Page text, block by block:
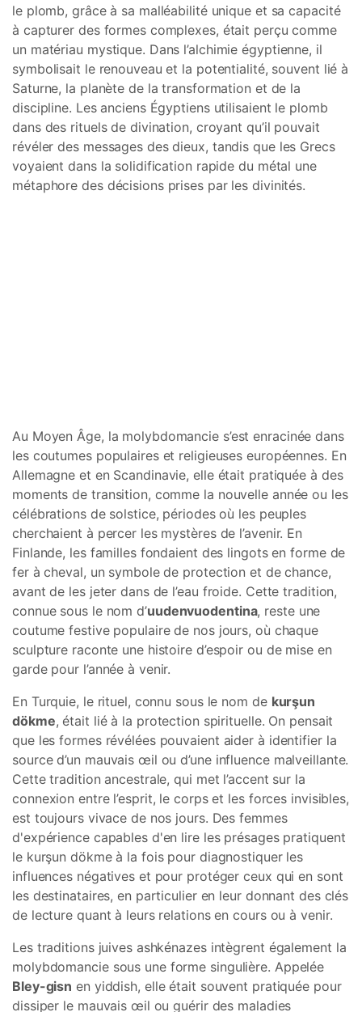
le plomb, grâce à sa malléabilité unique et sa capacité
à capturer des formes complexes, était perçu comme
un matériau mystique. Dans l’alchimie égyptienne, il
symbolisait le renouveau et la potentialité, souvent lié à
Saturne, la planète de la transformation et de la
discipline. Les anciens Égyptiens utilisaient le plomb
dans des rituels de divination, croyant qu’il pouvait
révéler des messages des dieux, tandis que les Grecs
voyaient dans la solidification rapide du métal une
métaphore des décisions prises par les divinités.
Au Moyen Âge, la molybdomancie s’est enracinée dans
les coutumes populaires et religieuses européennes. En
Allemagne et en Scandinavie, elle était pratiquée à des
moments de transition, comme la nouvelle année ou les
célébrations de solstice, périodes où les peuples
cherchaient à percer les mystères de l’avenir. En
Finlande, les familles fondaient des lingots en forme de
fer à cheval, un symbole de protection et de chance,
avant de les jeter dans de l’eau froide. Cette tradition,
connue sous le nom d’uudenvuodentina, reste une
coutume festive populaire de nos jours, où chaque
sculpture raconte une histoire d’espoir ou de mise en
garde pour l’année à venir.
En Turquie, le rituel, connu sous le nom de kurşun
dökme, était lié à la protection spirituelle. On pensait
que les formes révélées pouvaient aider à identifier la
source d’un mauvais œil ou d’une influence malveillante.
Cette tradition ancestrale, qui met l’accent sur la
connexion entre l’esprit, le corps et les forces invisibles,
est toujours vivace de nos jours. Des femmes
d'expérience capables d'en lire les présages pratiquent
le kurşun dökme à la fois pour diagnostiquer les
influences négatives et pour protéger ceux qui en sont
les destinataires, en particulier en leur donnant des clés
de lecture quant à leurs relations en cours ou à venir.
Les traditions juives ashkénazes intègrent également la
molybdomancie sous une forme singulière. Appelée
Bley-gisn en yiddish, elle était souvent pratiquée pour
dissiper le mauvais œil ou guérir des maladies